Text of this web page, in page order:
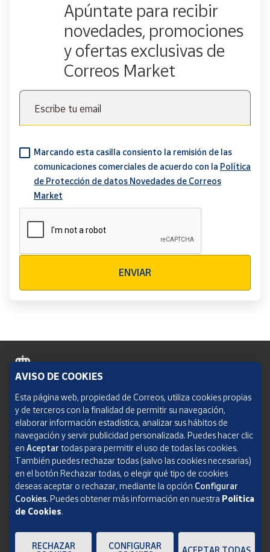
Apúntate para recibir
novedades, promociones
y ofertas exclusivas de
Correos Market
Escribe tu email
Marcando esta casilla consiento la remisión de las
comunicaciones comerciales de acuerdo con la Política
de Protección de datos Novedades de Correos
Market
ENVIAR
Política de cookies
Aviso legal
Condiciones del servicio
Política de Privacidad Web
Informe de transparencia
SOCIEDAD ESTATAL CORREOS Y TELÉGRAFOS, S.A., S.M.E. Todos los derechos
AVISO DE COOKIES
Esta página web, propiedad de Correos, utiliza cookies propias
y de terceros con la finalidad de permitir su navegación,
elaborar información estadística, analizar sus hábitos de
navegación y servir publicidad personalizada. Puedes hacer clic
en Aceptar todas para permitir el uso de todas las cookies.
También puedes rechazar todas (salvo las cookies necesarias)
en el botón Rechazar todas, o elegir qué tipo de cookies
deseas aceptar o rechazar, mediante la opción Configurar
Cookies.Puedes obtener más información en nuestra Política
de Cookies.
RECHAZAR
CONFIGURAR
ACEPTAR TODAS